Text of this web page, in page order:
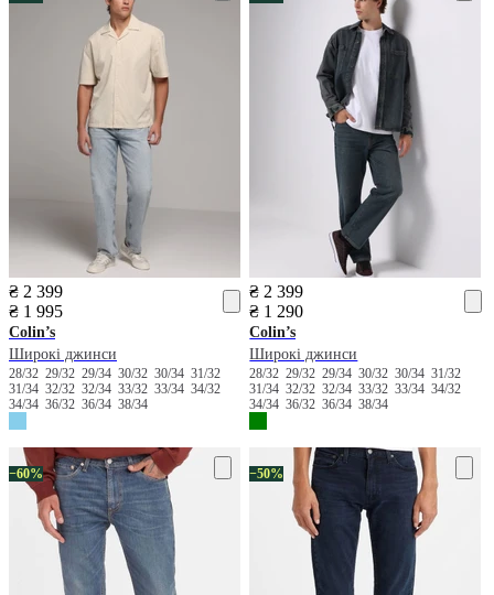
₴ 2 399
₴ 1 995
Colin’s
Широкі джинси
28/32 29/32 29/34 30/32 30/34 31/32
31/34 32/32 32/34 33/32 33/34 34/32
34/34 36/32 36/34 38/34
₴ 2 399
₴ 1 290
Colin’s
Широкі джинси
28/3229/3229/3430/3230/3431/32
31/3432/3232/3433/3233/3434/32
34/3436/3236/3438/34
−60% −50%